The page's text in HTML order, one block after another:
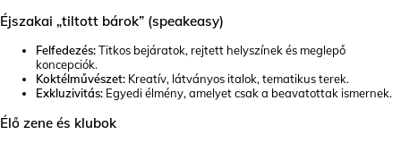
Éjszakai „tiltott bárok” (speakeasy)
Felfedezés:Titkos bejáratok, rejtett helyszínek és meglepő
koncepciók.
Koktélművészet: Kreatív, látványos italok, tematikus terek.
Exkluzivitás: Egyedi élmény, amelyet csak a beavatottak ismernek.
Élő zene és klubok